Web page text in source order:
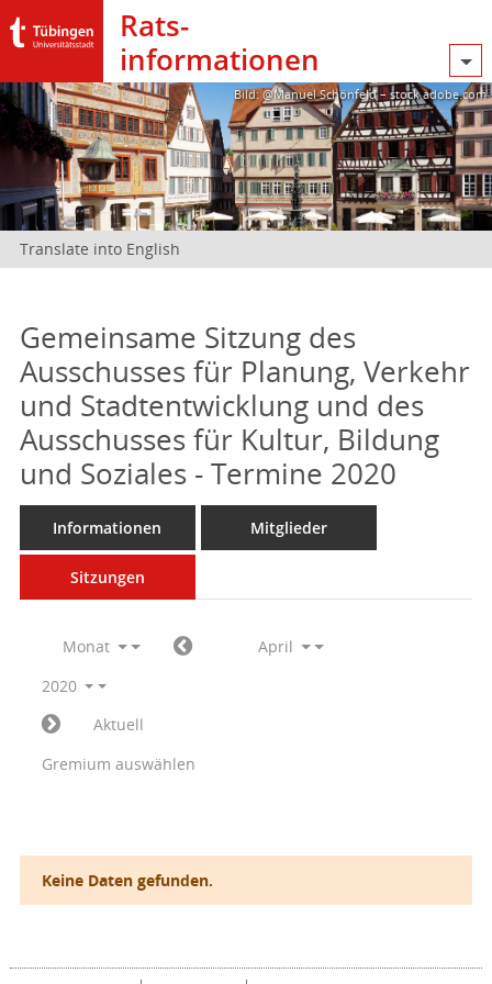
Rats­
informationen
Bild: @Manuel Schönfeld – stock.adobe.com
Translate into English
Gemeinsame Sitzung des
Ausschusses für Planung, Verkehr
und Stadtentwicklung und des
Ausschusses für Kultur, Bildung
und Soziales - Termine 2020
Informationen Mitglieder
Sitzungen
Monat
April
2020
Aktuell
Gremium auswählen
Keine Daten gefunden.